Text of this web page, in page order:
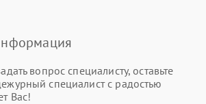
вопрос специалисту, оставьте
специалист с радостью
Вас!